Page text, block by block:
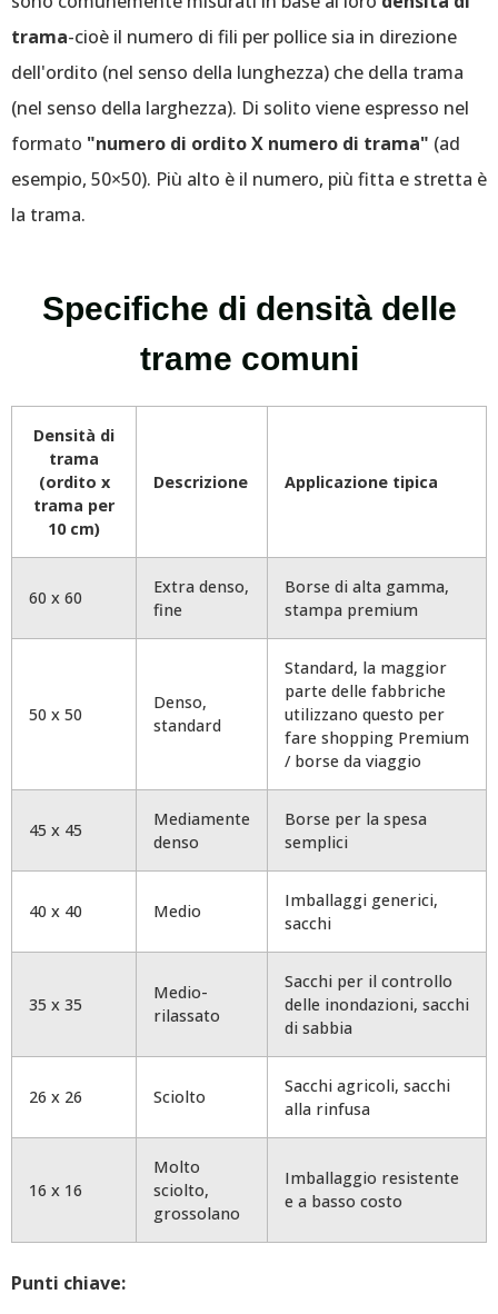
trama-cioè il numero di fili per pollice sia in direzione
dell'ordito (nel senso della lunghezza) che della trama
(nel senso della larghezza). Di solito viene espresso nel
formato "numero di ordito X numero di trama" (ad
esempio, 50×50). Più alto è il numero, più fitta e stretta è
la trama.
Specifiche di densità delle
trame comuni
Densità di
trama
(ordito x
trama per
10 cm)
Descrizione Applicazione tipica
60 x 60
Extra denso,
fine
Borse di alta gamma,
stampa premium
50 x 50
Denso,
standard
Standard, la maggior
parte delle fabbriche
utilizzano questo per
fare shopping Premium
/ borse da viaggio
45 x 45
Mediamente
denso
Borse per la spesa
semplici
40 x 40 Medio
Imballaggi generici,
sacchi
35 x 35
Medio-
rilassato
Sacchi per il controllo
delle inondazioni, sacchi
di sabbia
26 x 26 Sciolto
Sacchi agricoli, sacchi
alla rinfusa
16 x 16
Molto
sciolto,
grossolano
Imballaggio resistente
e a basso costo
Punti chiave: